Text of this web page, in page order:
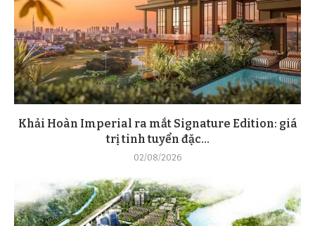
Khải Hoàn Imperial ra mắt Signature Edition: giá
trị tinh tuyển đặc...
02/08/2026